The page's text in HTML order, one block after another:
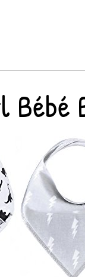
Bébé